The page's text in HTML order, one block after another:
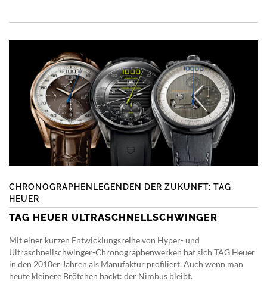
CHRONOGRAPHENLEGENDEN DER ZUKUNFT: TAG
HEUER
TAG HEUER ULTRASCHNELLSCHWINGER
Mit einer kurzen Entwicklungsreihe von Hyper- und
Ultraschnellschwinger-Chronographenwerken hat sich TAG Heuer
in den 2010er Jahren als Manufaktur profiliert. Auch wenn man
heute kleinere Brötchen backt: der Nimbus bleibt.